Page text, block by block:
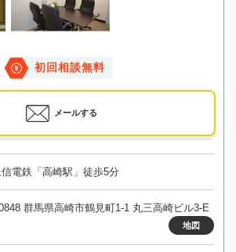
初回相談無料
メールする
電鉄「高崎駅」徒歩5分
群馬県高崎市鶴見町1-1 丸三高崎ビル3-E
地図